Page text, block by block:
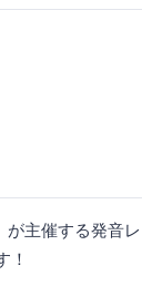
主催する発音
！